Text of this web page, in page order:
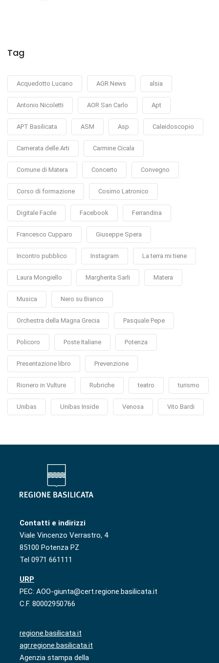
Tag
Acquedotto Lucano AGR News alsia
Antonio Nicoletti AOR San Carlo Apt
APT Basilicata ASM Asp Caleidoscopio
Camerata delle Arti Carmine Cicala
Comune di Matera Concerto Convegno
Corso di formazione Cosimo Latronico
Digitale Facile Facebook Ferrandina
Francesco Cupparo Giuseppe Spera
Incontro pubblico Instagram La terra mi tiene
Laura Mongiello Margherita Sarli Matera
Musica Nero su Bianco
Orchestra della Magna Grecia Pasquale Pepe
Policoro Poste Italiane Potenza
Presentazione libro Prevenzione
Rionero in Vulture Rubriche teatro turismo
Unibas Unibas Inside Venosa Vito Bardi
Contatti e indirizzi
Viale Vincenzo Verrastro, 4
85100 Potenza PZ
Tel 0971 661111
URP
PEC: AOO-giunta@cert.regione.basilicata.it
C.F. 80002950766
regione.basilicata.it
agr.regione.basilicata.it
Agenzia stampa della